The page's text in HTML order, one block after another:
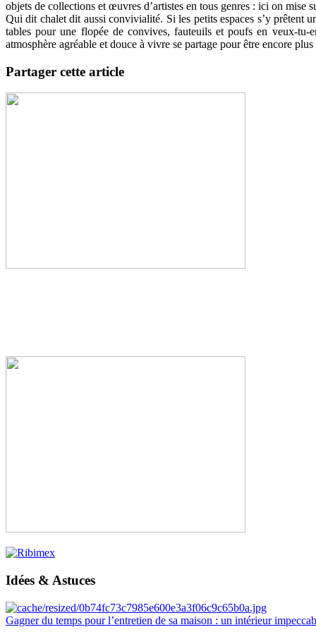
objets de collections et œuvres d’artistes en tous genres : ici on mise
Qui dit chalet dit aussi convivialité. Si les petits espaces s’y prêtent
tables pour une flopée de convives, fauteuils et poufs en veux-
atmosphère agréable et douce à vivre se partage pour être encore
Partager cette article
Idées & Astuces
Gagner du temps pour l’entretien de sa maison : un intérieur